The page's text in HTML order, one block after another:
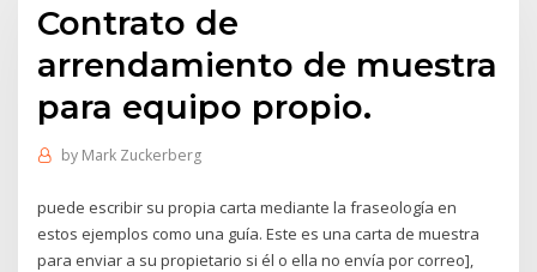
Contrato de
arrendamiento de muestra
para equipo propio.
by Mark Zuckerberg
puede escribir su propia carta mediante la fraseología en
estos ejemplos como una guía. Este es una carta de muestra
para enviar a su propietario si él o ella no envía por correo],